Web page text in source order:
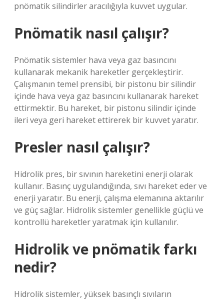
pnömatik silindirler aracılığıyla kuvvet uygular.
Pnömatik nasıl çalışır?
Pnömatik sistemler hava veya gaz basıncını
kullanarak mekanik hareketler gerçekleştirir.
Çalışmanın temel prensibi, bir pistonu bir silindir
içinde hava veya gaz basıncını kullanarak hareket
ettirmektir. Bu hareket, bir pistonu silindir içinde
ileri veya geri hareket ettirerek bir kuvvet yaratır.
Presler nasıl çalışır?
Hidrolik pres, bir sıvının hareketini enerji olarak
kullanır. Basınç uygulandığında, sıvı hareket eder ve
enerji yaratır. Bu enerji, çalışma elemanına aktarılır
ve güç sağlar. Hidrolik sistemler genellikle güçlü ve
kontrollü hareketler yaratmak için kullanılır.
Hidrolik ve pnömatik farkı
nedir?
Hidrolik sistemler, yüksek basınçlı sıvıların